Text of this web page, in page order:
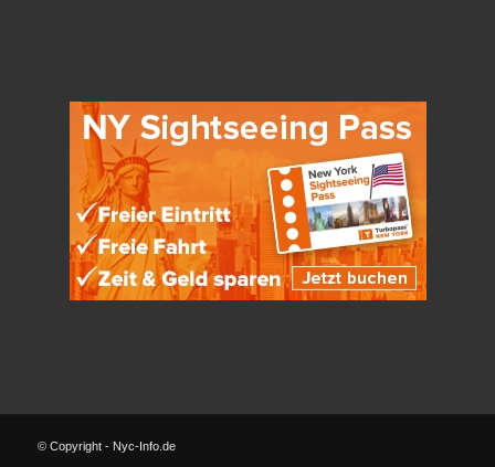
© Copyright - Nyc-Info.de